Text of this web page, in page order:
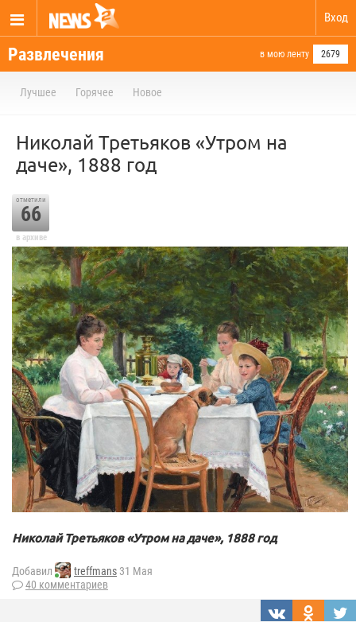
Вход
Развлечения в мою ленту 2679
Лучшее Горячее Новое
Николай Третьяков «Утром на
даче», 1888 год
отметили
66
в архиве
Николай Третьяков «Утром на даче», 1888 год
Добавил treffmans 31 Мая
40 комментариев